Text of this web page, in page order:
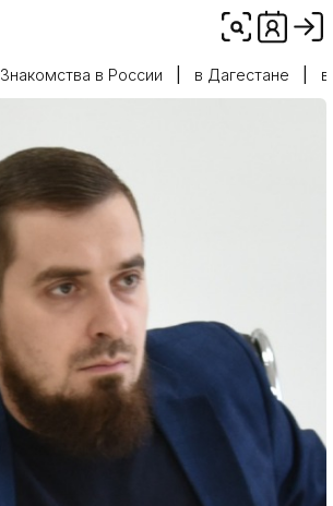
Знакомства в России в Дагестане